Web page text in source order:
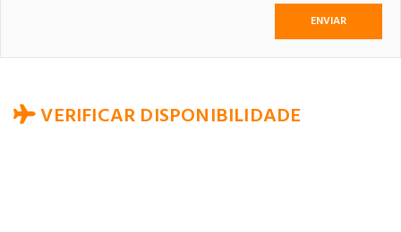
VERIFICAR DISPONIBILIDADE